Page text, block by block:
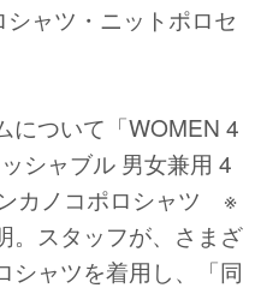
ャツ・ニットポロセ
について「WOMEN 4
シャブル 男女兼用 4
カノコポロシャツ ※
。スタッフが、さまざ
シャツを着用し、「同